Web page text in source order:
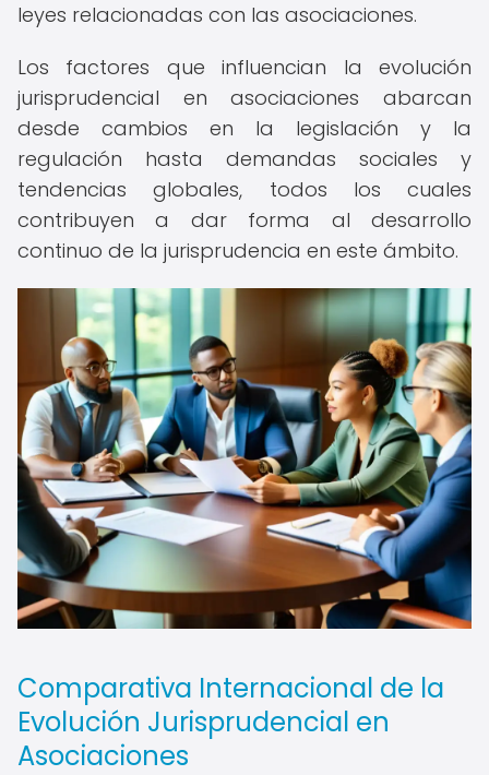
leyes relacionadas con las asociaciones.
Los factores que influencian la evolución
jurisprudencial en asociaciones abarcan
desde cambios en la legislación y la
regulación hasta demandas sociales y
tendencias globales, todos los cuales
contribuyen a dar forma al desarrollo
continuo de la jurisprudencia en este ámbito.
Comparativa Internacional de la
Evolución Jurisprudencial en
Asociaciones